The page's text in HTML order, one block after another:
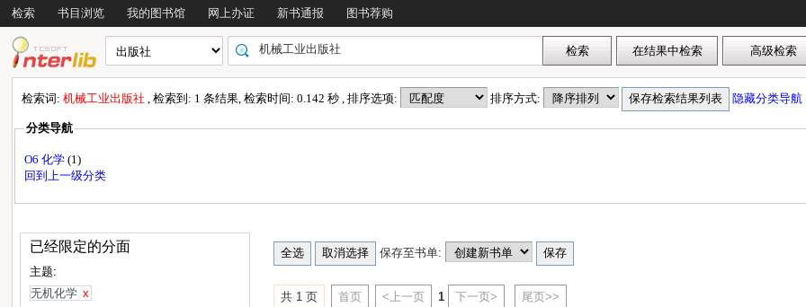
检索 书目浏览 我的图书馆 网上办证 新书通报 图书荐购
检索词:机械工业出版社, 检索到: 1 条结果, 检索时间: 0.142 秒 , 排序选项: 排序方式: 隐藏分类导航
分类导航
O6 化学(1)
回到上一级分类
已经限定的分面
主题:
无机化学 x
保存至书单:
共 1 页 首页 <上一页 1 下一页> 尾页>>